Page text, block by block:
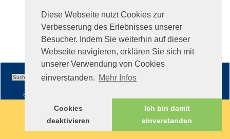
Diese Webseite nutzt Cookies zur
Verbesserung des Erlebnisses unserer
Besucher. Indem Sie weiterhin auf dieser
Webseite navigieren, erklären Sie sich mit
unserer Verwendung von Cookies
einverstanden. Mehr Infos
Cookies
deaktivieren
Ich bin damit
einverstanden
Sitemap